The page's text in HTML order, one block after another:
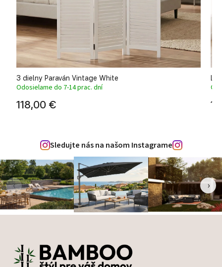
3 dielny Paraván Vintage White
Odosielame do 7-14 prac. dní
118,00 €
Sledujte nás na našom Instagrame
‹ ›